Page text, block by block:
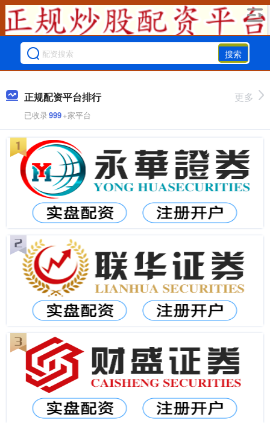
搜索
正规配资平台排行
已收录999+家平台
更多